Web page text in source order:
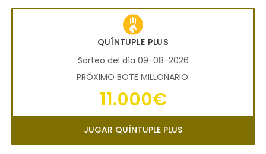
QUÍNTUPLE PLUS
Sorteo del día 09-08-2026
PRÓXIMO BOTE MILLONARIO:
11.000€
JUGAR QUÍNTUPLE PLUS